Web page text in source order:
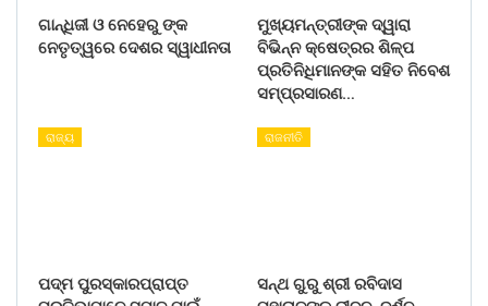
ଗାନ୍ଧିଜୀ ଓ ନେହେରୁ ଙ୍କ
ନେତୃତ୍ୱରେ ଦେଶର ସ୍ୱାଧୀନତା
ମୁଖ୍ୟମନ୍ତ୍ରୀଙ୍କ ଦ୍ୱାରା
ବିଭିନ୍ନ କ୍ଷେତ୍ରର ଶିଳ୍ପ
ପ୍ରତିନିଧିମାନଙ୍କ ସହିତ ନିବେଶ
ସମ୍ପ୍ରସାରଣ…
ରାଜ୍ୟ
ପଦ୍ମ ପୁରସ୍କାରପ୍ରାପ୍ତ
ରାଜନୀତି
ସନ୍ଥ ଗୁରୁ ଶ୍ରୀ ରବିଦାସ